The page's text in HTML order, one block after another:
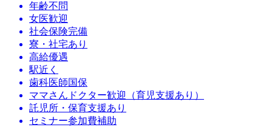
年齢不問
女医歓迎
社会保険完備
寮・社宅あり
高給優遇
駅近く
歯科医師国保
ママさんドクター歓迎（育児支援あり）
託児所・保育支援あり
セミナー参加費補助